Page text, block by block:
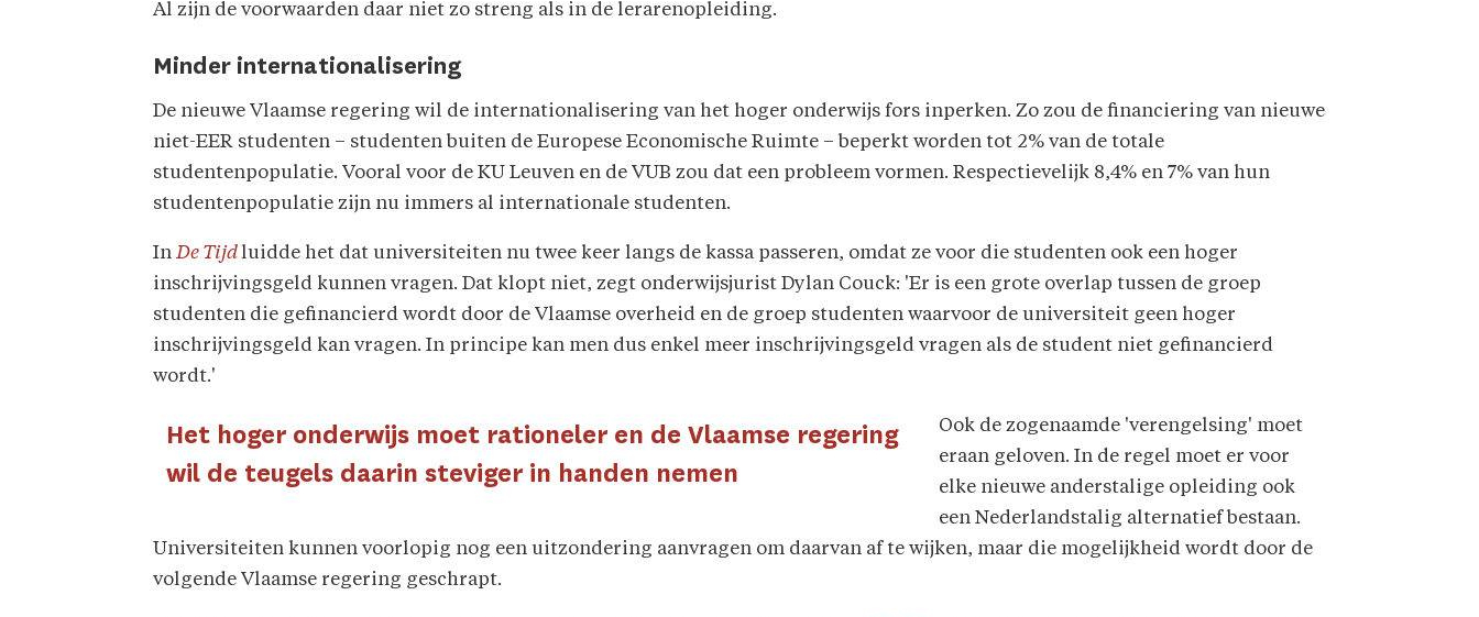
Al zijn de voorwaarden daar niet zo streng als in de lerarenopleiding.
Minder internationalisering
De nieuwe Vlaamse regering wil de internationalisering van het hoger onderwijs fors inperken. Zo zou de financiering van nieuwe
niet-EER studenten – studenten buiten de Europese Economische Ruimte – beperkt worden tot 2% van de totale
studentenpopulatie. Vooral voor de KU Leuven en de VUB zou dat een probleem vormen. Respectievelijk 8,4% en 7% van hun
studentenpopulatie zijn nu immers al internationale studenten.
InDe Tijdluidde het dat universiteiten nu twee keer langs de kassa passeren, omdat ze voor die studenten ook een hoger
inschrijvingsgeld kunnen vragen. Dat klopt niet, zegt onderwijsjurist Dylan Couck: 'Er is een grote overlap tussen de groep
studenten die gefinancierd wordt door de Vlaamse overheid en de groep studenten waarvoor de universiteit geen hoger
inschrijvingsgeld kan vragen. In principe kan men dus enkel meer inschrijvingsgeld vragen als de student niet gefinancierd
wordt.'
Het hoger onderwijs moet rationeler en de Vlaamse regering
wil de teugels daarin steviger in handen nemen
Ook de zogenaamde 'verengelsing' moet
eraan geloven. In de regel moet er voor
elke nieuwe anderstalige opleiding ook
een Nederlandstalig alternatief bestaan.
Universiteiten kunnen voorlopig nog een uitzondering aanvragen om daarvan af te wijken, maar die mogelijkheid wordt door de
volgende Vlaamse regering geschrapt.